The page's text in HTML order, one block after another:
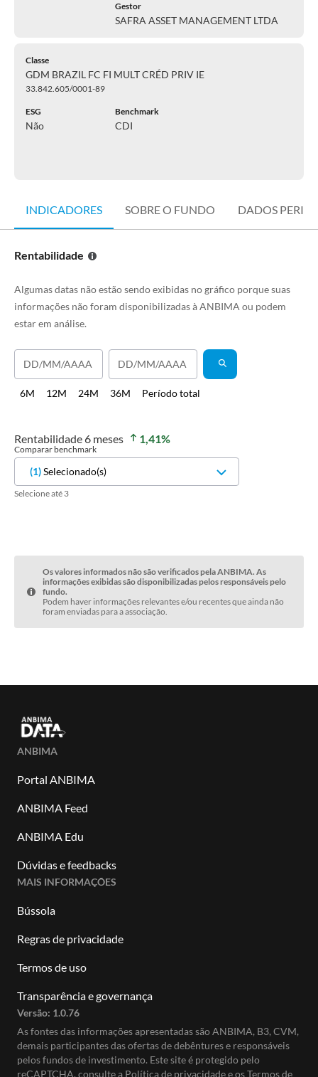
Gestor
SAFRA ASSET MANAGEMENT LTDA
Classe
GDM BRAZIL FC FI MULT CRÉD PRIV IE
33.842.605/0001-89
ESG
Não
Benchmark
CDI
INDICADORES SOBRE O FUNDO DADOS
Rentabilidade
Algumas datas não estão sendo exibidas no gráfico porque suas
informações não foram disponibilizadas à ANBIMA ou podem
estar em análise.
6M 12M 24M 36M Período total
Rentabilidade 6 meses 1,41%
Comparar benchmark
(1)Selecionado(s)
Selecione até 3
Os valores informados não são verificados pela ANBIMA. As
informações exibidas são disponibilizadas pelos responsáveis pelo
fundo.
Podem haver informações relevantes e/ou recentes que ainda não
foram enviadas para a associação.
ANBIMA
Portal ANBIMA
ANBIMA Feed
ANBIMA Edu
Dúvidas e feedbacks
MAIS INFORMAÇÕES
Bússola
Regras de privacidade
Termos de uso
Transparência e governança
Versão: 1.0.76
As fontes das informações apresentadas são ANBIMA, B3, CVM,
demais participantes das ofertas de debêntures e responsáveis
pelos fundos de investimento. Este site é protegido pelo
reCAPTCHA, consulte a Política de privacidadee osTermos de